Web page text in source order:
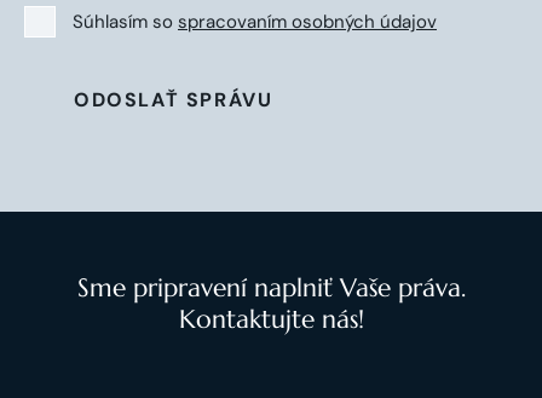
Súhlasím so spracovaním osobných údajov
ODOSLAŤ SPRÁVU
Sme pripravení naplniť Vaše práva.
Kontaktujte nás!